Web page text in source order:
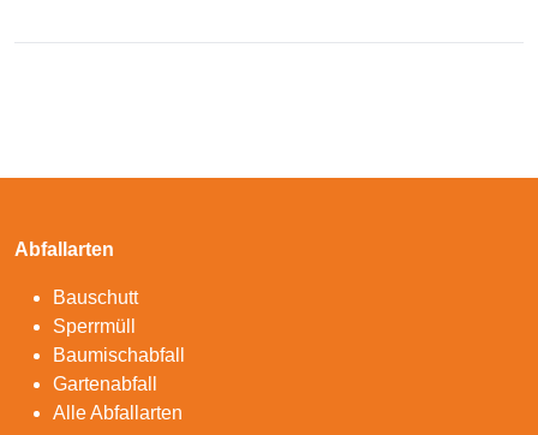
Abfallarten
Bauschutt
Sperrmüll
Baumischabfall
Gartenabfall
Alle Abfallarten